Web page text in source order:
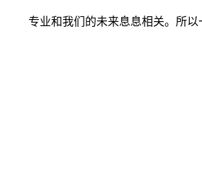
专业和我们的未来息息相关。所